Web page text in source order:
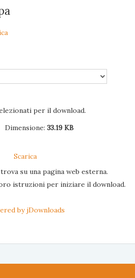
per il download.
Dimensione:33.19 KB
Scarica
su una pagina web esterna.
istruzioni per iniziare il download.
by jDownloads